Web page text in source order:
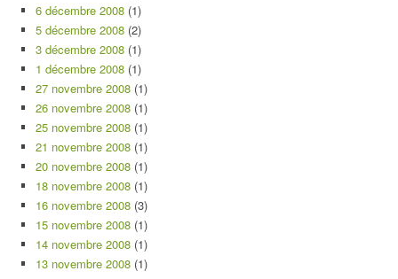
6 décembre 2008 (1)
5 décembre 2008 (2)
3 décembre 2008 (1)
1 décembre 2008 (1)
27 novembre 2008 (1)
26 novembre 2008 (1)
25 novembre 2008 (1)
21 novembre 2008 (1)
20 novembre 2008 (1)
18 novembre 2008 (1)
16 novembre 2008 (3)
15 novembre 2008 (1)
14 novembre 2008 (1)
13 novembre 2008 (1)